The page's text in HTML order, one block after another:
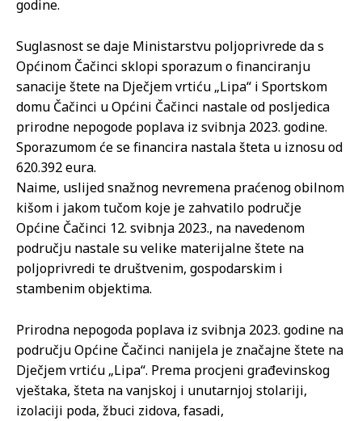
godine.
Suglasnost se daje Ministarstvu poljoprivrede da s
Općinom Čačinci sklopi sporazum o financiranju
sanacije štete na Dječjem vrtiću „Lipa“ i Sportskom
domu Čačinci u Općini Čačinci nastale od posljedica
prirodne nepogode poplava iz svibnja 2023. godine.
Sporazumom će se financira nastala šteta u iznosu od
620.392 eura.
Naime, uslijed snažnog nevremena praćenog obilnom
kišom i jakom tučom koje je zahvatilo područje
Općine Čačinci 12. svibnja 2023., na navedenom
području nastale su velike materijalne štete na
poljoprivredi te društvenim, gospodarskim i
stambenim objektima.
Prirodna nepogoda poplava iz svibnja 2023. godine na
području Općine Čačinci nanijela je značajne štete na
Dječjem vrtiću „Lipa“. Prema procjeni građevinskog
vještaka, šteta na vanjskoj i unutarnjoj stolariji,
izolaciji poda, žbuci zidova, fasadi,